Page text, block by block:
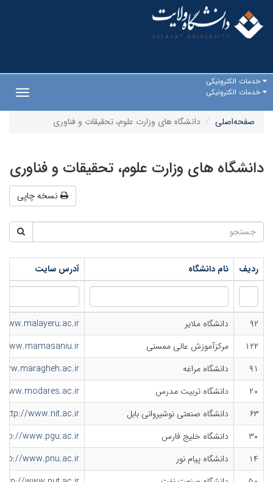
خدمات الکترونیکی
خدمات الکترونیکی
صفحه‌اصلی
دانشگاه های وزارت علوم، تحقیقات و فناوری
دانشگاه های وزارت علوم، تحقیقات و فناوری
نسخه چاپی
ردیف نام دانشگاه آدرس سایت
۹۲ دانشگاه ملایر
۱۲۲
مرکزآموزش عالی ممسنی
۹۱
دانشگاه مراغه
۲۰
دانشگاه تربیت مدرس
۶۳
دانشگاه صنعتی نوشیروانی بابل
http://www.nit.ac.ir
۳۰
دانشگاه خلیج فارس
www.pgu.ac.ir
۱۴
دانشگاه پیام نور
www.pnu.ac.ir